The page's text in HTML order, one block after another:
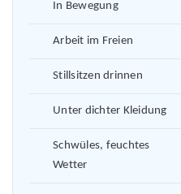
In Bewegung
Arbeit im Freien
Stillsitzen drinnen
Unter dichter Kleidung
Schwüles, feuchtes
Wetter